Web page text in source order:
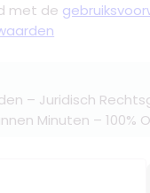
met de
– Juridisch
Minuten – 100%